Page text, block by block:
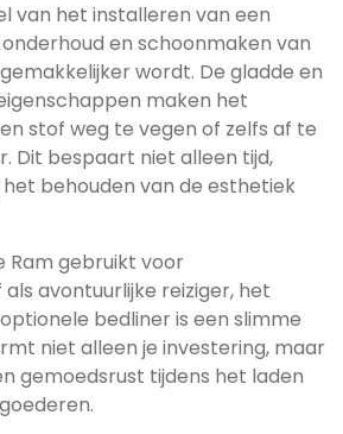
van het installeren van een
en schoonmaken van
wordt. De gladde en
maken het
stof weg te vegen of zelfs af te
Dit bespaart niet alleen tijd,
behouden van de esthetiek
Ram gebruikt voor
avontuurlijke reiziger, het
bedliner is een slimme
niet alleen je investering, maar
gemoedsrust tijdens het laden